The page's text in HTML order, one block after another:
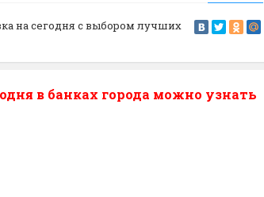
на сегодня с выбором лучших
в банках города можно узнать